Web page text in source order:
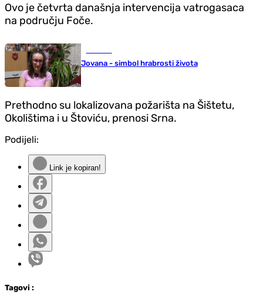
Ovo je četvrta današnja intervencija vatrogasaca
na području Foče.
Jovana - simbol hrabrosti života
Prethodno su lokalizovana požarišta na Šištetu,
Okolištima i u Štoviću, prenosi Srna.
Podijeli:
Link je kopiran!
Tagovi :